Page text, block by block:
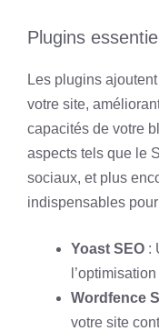
Plugins
Les plugins
votre site,
capacités de votre
aspects tels que le
sociaux, et plus
indispensables
Yoast SEO :
Wordfence
votre site